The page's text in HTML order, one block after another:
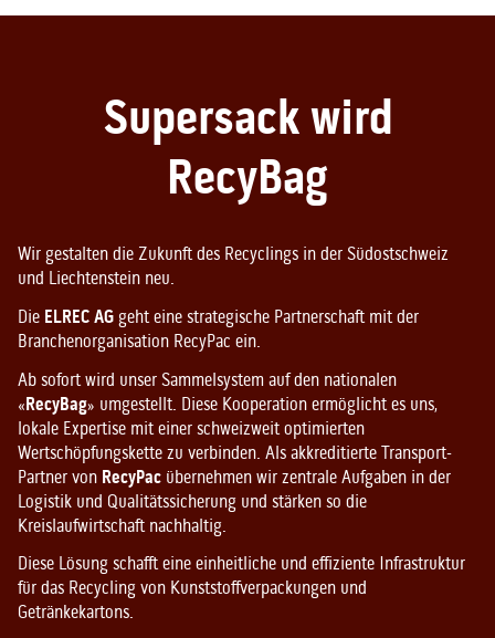
Supersack wird
RecyBag
Wir gestalten die Zukunft des Recyclings in der Südostschweiz
und Liechtenstein neu.
Die ELREC AG geht eine strategische Partnerschaft mit der
Branchenorganisation RecyPac ein.
Ab sofort wird unser Sammelsystem auf den nationalen
«RecyBag» umgestellt. Diese Kooperation ermöglicht es uns,
lokale Expertise mit einer schweizweit optimierten
Wertschöpfungskette zu verbinden. Als akkreditierte Transport-
Partner von RecyPac übernehmen wir zentrale Aufgaben in der
Logistik und Qualitätssicherung und stärken so die
Kreislaufwirtschaft nachhaltig.
Diese Lösung schafft eine einheitliche und effiziente Infrastruktur
für das Recycling von Kunststoffverpackungen und
Getränkekartons.